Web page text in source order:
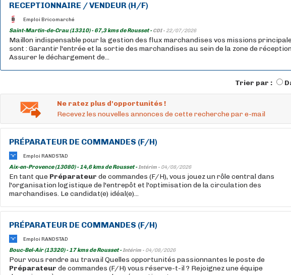
RECEPTIONNAIRE / VENDEUR (H/F)
Emploi Bricomarché
Saint-Martin-de-Crau (13310) - 67,3 kms de Rousset -CDI - 22/07/2026
Maillon indispensable pour la gestion des flux marchandises vos missions
sont : Garantir l'entrée et la sortie des marchandises au sein de la zone de
Assurer le déchargement de...
Trier par :
Ne ratez plus d'opportunités !
Recevez les nouvelles annonces de cette recherche par e-mail
PRÉPARATEUR DE COMMANDES (F/H)
Emploi RANDSTAD
Aix-en-Provence (13080) - 14,6 kms de Rousset -Intérim - 04/08/2026
En tant que Préparateur de commandes (F/H), vous jouez un rôle central dans
l'organisation logistique de l'entrepôt et l'optimisation de la circulation des
marchandises. Le candidat(e) idéal(e)...
PRÉPARATEUR DE COMMANDES (F/H)
Emploi RANDSTAD
Bouc-Bel-Air (13320) - 17 kms de Rousset -Intérim - 04/08/2026
Pour vous rendre au travail Quelles opportunités passionnantes le poste de
Préparateur de commandes (F/H) vous réserve-t-il ? Rejoignez une équipe